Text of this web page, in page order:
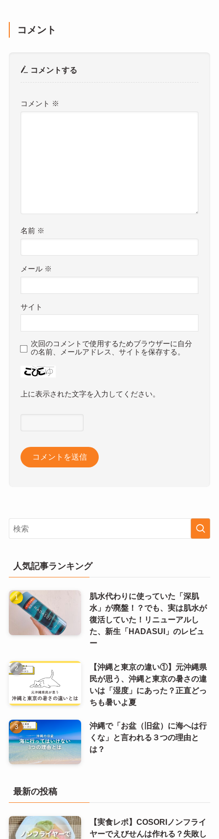
コメント
コメントする
コメント ※
名前 ※
メール ※
サイト
次回のコメントで使用するためブラウザーに自分
の名前、メールアドレス、サイトを保存する。
上に表示された文字を入力してください。
人気記事ランキング
肌水代わりに使っていた「深肌
水」が廃盤！？でも、実は肌水が
復活していた！リニューアルし
た、新生「HADASUI」のレビュ
ー
【沖縄と東京の違い①】元沖縄県
民が思う、沖縄と東京の暑さの違
いは「湿度」にあった？正直どっ
ちも暑いよ夏
沖縄で「お盆（旧盆）に海へは行
くな」と言われる３つの理由と
は？
最新の投稿
【実食レポ】COSORIノンフライ
ヤーでえびせんは作れる？失敗し